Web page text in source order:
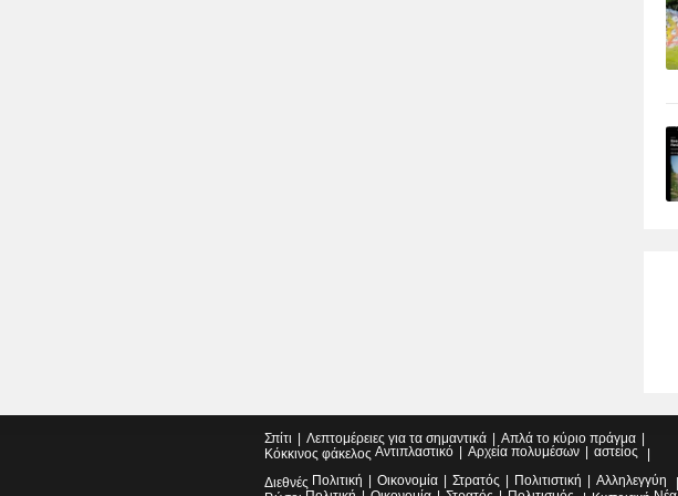
Σπίτι Λεπτομέρειες για τα σημαντικά
Απλά το κύριο πράγμα
Κόκκινος φάκελος Αντιπλαστικό Αρχεία πολυμέσων
αστείος
Διεθνές Πολιτική Οικονομία Στρατός Πολιτιστική
Αλληλεγγύη